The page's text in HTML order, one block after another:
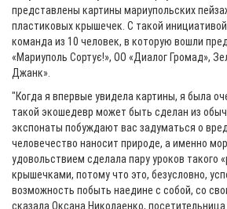
представлены картины мариупольских
пластиковых крышечек. С такой
команда из 10 человек, в которую вошли
«Мариуполь Сортує!», ОО «Диалог Громад»,
Джанк».
"Когда я впервые увидела картины, я была
такой экошедевр может быть сделан из
экспонаты побуждают вас задуматься о
человечество наносит природе, а именно
удовольствием сделала пару уроков такого
крышечками, потому что это, безусловно,
возможность побыть наедине с собой, со
сказала Оксана Николаенко, посетительница